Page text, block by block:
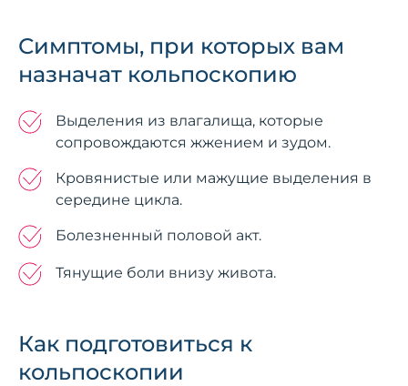
Симптомы, при которых вам
назначат кольпоскопию
Выделения из влагалища, которые
сопровождаются жжением и зудом.
Кровянистые или мажущие выделения в
середине цикла.
Болезненный половой акт.
Тянущие боли внизу живота.
Как подготовиться к
кольпоскопии